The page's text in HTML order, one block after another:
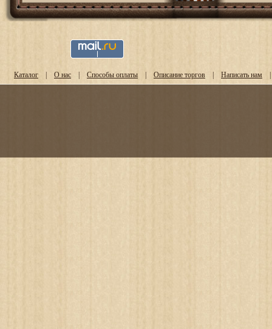
Каталог | О нас | Способы оплаты | Описание торгов | Написать нам |